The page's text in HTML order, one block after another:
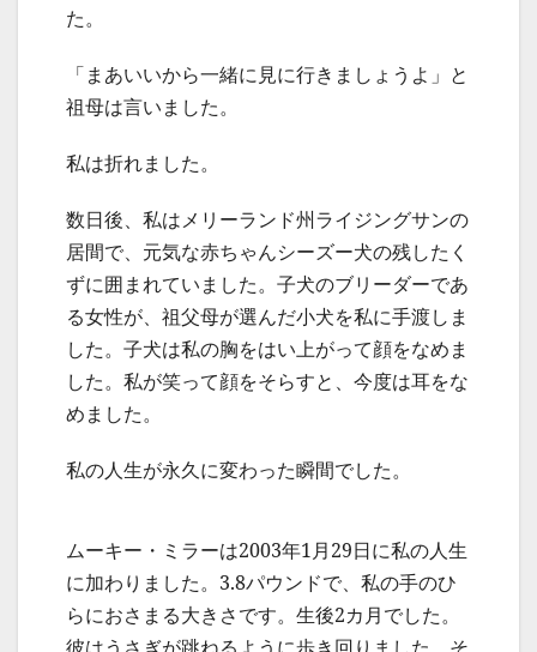
た。
「まあいいから一緒に見に行きましょうよ」と
祖母は言いました。
私は折れました。
数日後、私はメリーランド州ライジングサンの
居間で、元気な赤ちゃんシーズー犬の残したく
ずに囲まれていました。子犬のブリーダーであ
る女性が、祖父母が選んだ小犬を私に手渡しま
した。子犬は私の胸をはい上がって顔をなめま
した。私が笑って顔をそらすと、今度は耳をな
めました。
私の人生が永久に変わった瞬間でした。
ムーキー・ミラーは2003年1月29日に私の人生
に加わりました。3.8パウンドで、私の手のひ
らにおさまる大きさです。生後2カ月でした。